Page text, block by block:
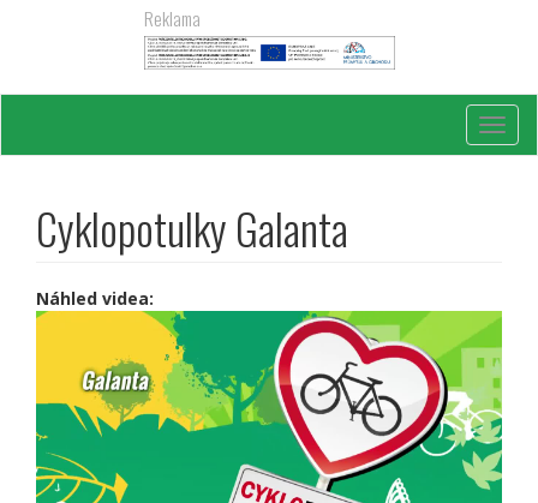
Reklama
Cyklopotulky Galanta
Náhled videa: